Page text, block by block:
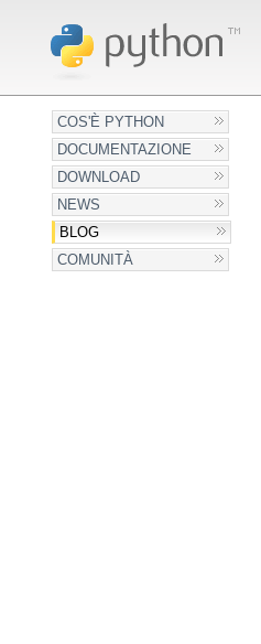
COS'È PYTHON
DOCUMENTAZIONE
DOWNLOAD
NEWS
BLOG
COMUNITÀ